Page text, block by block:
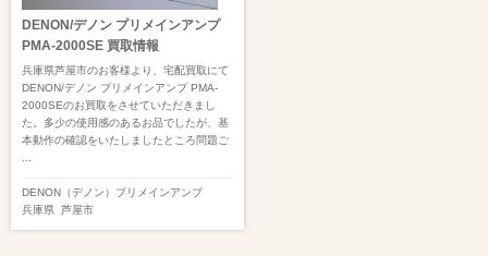
DENON/デノン プリメインアンプ
PMA-2000SE 買取情報
兵庫県芦屋市のお客様より、宅配買取にて
DENON/デノン プリメインアンプ PMA-
2000SEのお買取をさせていただきまし
た。多少の使用感のあるお品でしたが、基
本動作の確認をいたしましたところ問題ご
DENON（デノン） プリメインアンプ
兵庫県 芦屋市